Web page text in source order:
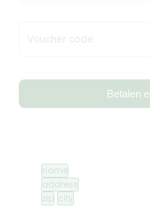
Voucher code
Betalen
name
address
zip city